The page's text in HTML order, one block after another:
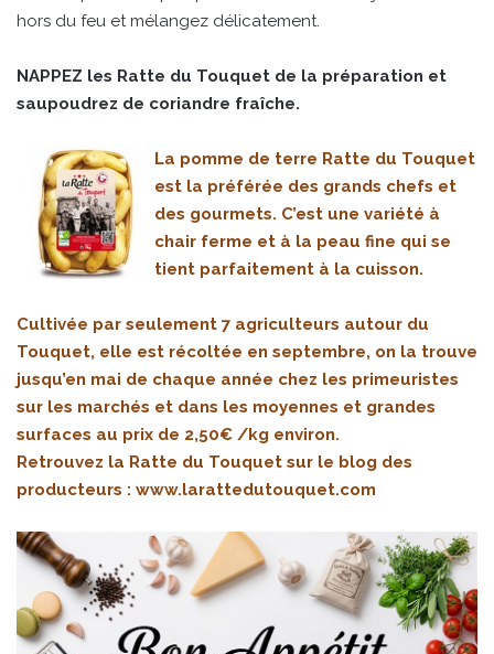
hors du feu et mélangez délicatement.
NAPPEZ les Ratte du Touquet de la préparation et
saupoudrez de coriandre fraîche.
La pomme de terre Ratte du Touquet
est la préférée des grands chefs et
des gourmets. C’est une variété à
chair ferme et à la peau fine qui se
tient parfaitement à la cuisson.
Cultivée par seulement 7 agriculteurs autour du
Touquet, elle est récoltée en septembre, on la trouve
jusqu’en mai de chaque année chez les primeuristes
sur les marchés et dans les moyennes et grandes
surfaces au prix de 2,50€ /kg environ.
Retrouvez la Ratte du Touquet sur le blog des
producteurs : www.larattedutouquet.com